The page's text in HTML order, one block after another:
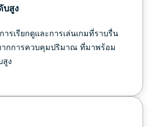
บสูง
ารเรียกดูและการเล่นเกมที่ราบรื่น
กการควบคุมปริมาณ ที่มาพร้อม
สูง